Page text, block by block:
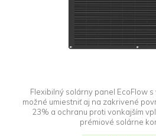
Flexibilný solárny panel EcoFlow
možné umiestniť aj na zakrivené
23% a ochranu proti vonkajším
prémiové solárne